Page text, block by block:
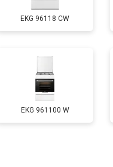
от 2600 ₽
EKG 96118 CW
EKG 961100 W